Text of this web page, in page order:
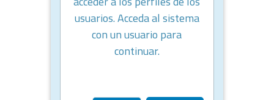
usuarios. Acceda al sistema
con un usuario para
continuar.